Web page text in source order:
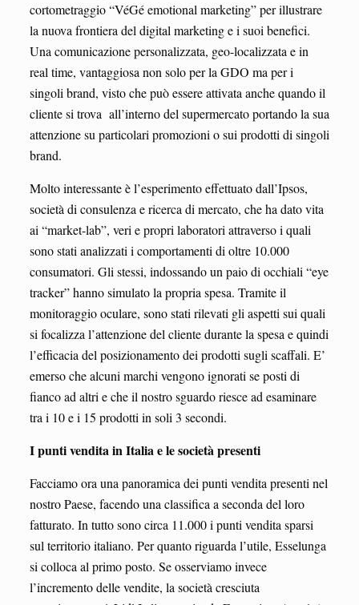
cortometraggio “VéGé emotional marketing” per illustrare
la nuova frontiera del digital marketing e i suoi benefici.
Una comunicazione personalizzata, geo-localizzata e in
real time, vantaggiosa non solo per la GDO ma per i
singoli brand, visto che può essere attivata anche quando il
cliente si trova all’interno del supermercato portando la sua
attenzione su particolari promozioni o sui prodotti di singoli
brand.
Molto interessante è l’esperimento effettuato dall’Ipsos,
società di consulenza e ricerca di mercato, che ha dato vita
ai “market-lab”, veri e propri laboratori attraverso i quali
sono stati analizzati i comportamenti di oltre 10.000
consumatori. Gli stessi, indossando un paio di occhiali “eye
tracker” hanno simulato la propria spesa. Tramite il
monitoraggio oculare, sono stati rilevati gli aspetti sui quali
si focalizza l’attenzione del cliente durante la spesa e quindi
l’efficacia del posizionamento dei prodotti sugli scaffali. E’
emerso che alcuni marchi vengono ignorati se posti di
fianco ad altri e che il nostro sguardo riesce ad esaminare
tra i 10 e i 15 prodotti in soli 3 secondi.
I punti vendita in Italia e le società presenti
Facciamo ora una panoramica dei punti vendita presenti nel
nostro Paese, facendo una classifica a seconda del loro
fatturato. In tutto sono circa 11.000 i punti vendita sparsi
sul territorio italiano. Per quanto riguarda l’utile, Esselunga
si colloca al primo posto. Se osserviamo invece
l’incremento delle vendite, la società cresciuta